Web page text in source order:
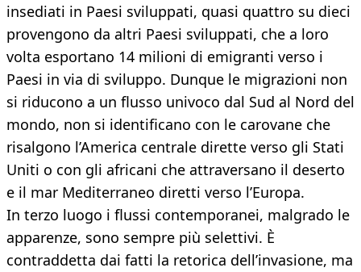
insediati in Paesi sviluppati, quasi quattro su dieci
provengono da altri Paesi sviluppati, che a loro
volta esportano 14 milioni di emigranti verso i
Paesi in via di sviluppo. Dunque le migrazioni non
si riducono a un flusso univoco dal Sud al Nord del
mondo, non si identificano con le carovane che
risalgono l’America centrale dirette verso gli Stati
Uniti o con gli africani che attraversano il deserto
e il mar Mediterraneo diretti verso l’Europa.
In terzo luogo i flussi contemporanei, malgrado le
apparenze, sono sempre più selettivi. È
contraddetta dai fatti la retorica dell’invasione, ma